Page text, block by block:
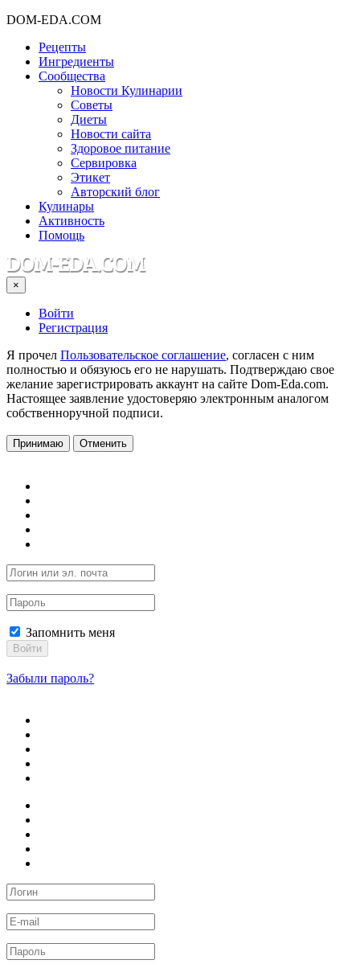
DOM-EDA.COM
Рецепты
Ингредиенты
Сообщества
Новости Кулинарии
Советы
Диеты
Новости сайта
Здоровое питание
Сервировка
Этикет
Авторский блог
Кулинары
Активность
Помощь
×
Войти
Регистрация
Я прочел Пользовательское соглашение, согласен с ним
полностью и обязуюсь его не нарушать. Подтверждаю свое
желание зарегистрировать аккаунт на сайте Dom-Eda.com.
Настоящее заявление удостоверяю электронным аналогом
собственноручной подписи.
Принимаю Отменить
Запомнить меня
Войти
Забыли пароль?